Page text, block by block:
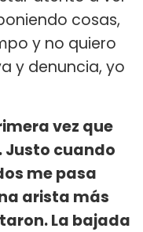
cosas,
y no quiero
y denuncia, yo
vez que
Justo cuando
me pasa
arista más
La bajada